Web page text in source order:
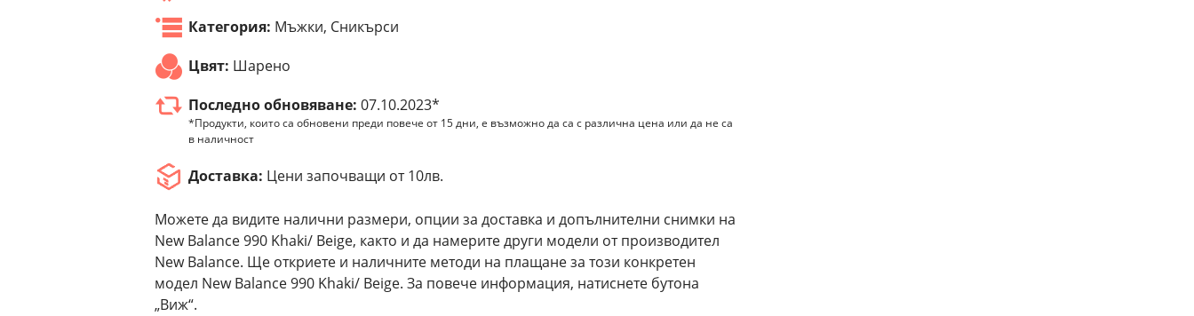
Категория: Мъжки, Сникърси
Цвят: Шарено
Последно обновяване: 07.10.2023*
*Продукти, които са обновени преди повече от 15 дни, е възможно да са с различна цена или да не са
в наличност
Доставка: Цени започващи от 10лв.
Можете да видите налични размери, опции за доставка и допълнителни снимки на
New Balance 990 Khaki/ Beige, както и да намерите други модели от производител
New Balance. Ще откриете и наличните методи на плащане за този конкретен
модел New Balance 990 Khaki/ Beige. За повече информация, натиснете бутона
„Виж“.